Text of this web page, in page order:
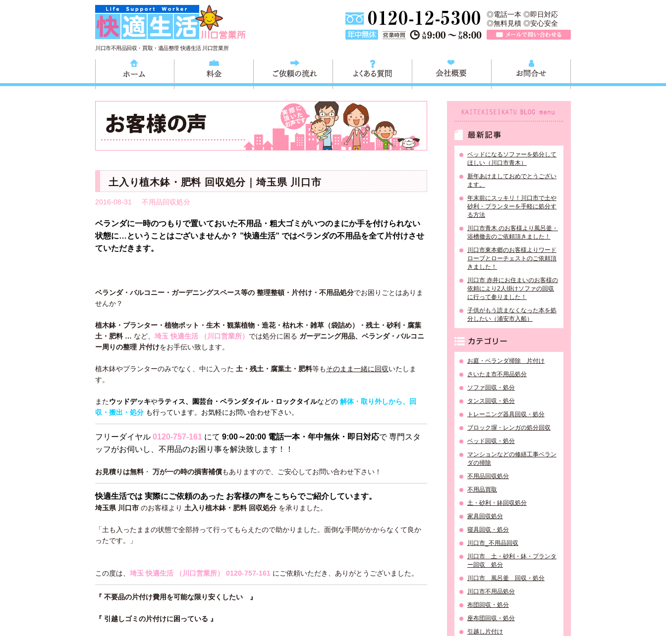
川口市不用品回収・買取・遺品整理 快適生活 川口営業所
TEL 0120-757-161（年中無休）営業時間AM9:00～
◎電話一本 ◎即日対応
◎無料見積 ◎安心安全
ご依頼の流れ よくある質問
土入り植木鉢・肥料 回収処分｜埼玉県 川口市
2016-08-31 不用品回収処分
ベランダに一時のつもりで置いておいた不用品・粗大ゴミがいつのまにか手を付けられない
状態に…ということはございませんか？ ”快適生活” ではベランダの不用品を全て片付けさせ
ていただきます。
ベランダ・バルコニー・ガーデニングスペース等の 整理整頓・片付け・不用品処分でお困りごとはありま
せんか？
植木鉢・プランター・植物ポット・生木・観葉植物・造花・枯れ木・雑草（袋詰め）・残土・砂利・腐葉
土・肥料 … など、 埼玉 快適生活 （川口営業所） では処分に困る ガーデニング用品、ベランダ・バルコニ
ー周りの整理 片付けをお手伝い致します。
植木鉢やプランターのみでなく、中に入った 土・残土・腐葉土・肥料等もそのまま一緒に回収いたしま
す。
またウッドデッキやラティス、園芸台・ ベランダタイル・ロックタイルなどの 解体・取り外しから、回
収・搬出・処分 も行っています。お気軽にお問い合わせ下さい。
フリーダイヤル 0120-757-161 にて 9:00～20:00 電話一本・年中無休・即日対応で 専門スタ
ッフがお伺いし、不用品のお困り事を解決致します！！
お見積りは無料・ 万が一の時の損害補償もありますので、ご安心してお問い合わせ下さい！
快適生活では 実際にご依頼のあった お客様の声をこちらでご紹介しています。
埼玉県 川口市 のお客様より 土入り植木鉢・肥料 回収処分 を承りました。
「土も入ったままの状態で全部持って行ってもらえたので助かりました。面倒な手間がかからなくて良か
ったです。」
この度は、 埼玉 快適生活 （川口営業所） 0120-757-161 にご依頼いただき、ありがとうございました。
『 不要品の片付け費用を可能な限り安くしたい 』
『 引越しゴミの片付けに困っている 』
ベッドになるソファーを処分して
ほしい（川口市青木）
新年あけましておめでとうござい
ます。
年末前にスッキリ！川口市で土や
砂利・プランターを手軽に処分す
る方法
川口市青木 のお客様より風呂釜・
浴槽撤去のご依頼頂きました！
川口市東本郷のお客様よりワード
ローブとローチェストのご依頼頂
きました！
川口市 赤井にお住まいのお客様の
依頼により2人掛けソファの回収
に行って参りました！
子供がもう読まなくなった本を処
分したい（浦安市入船）
お庭・ベランダ掃除 片付け
さいたま市不用品処分
ソファ回収・処分
タンス回収・処分
トレーニング器具回収・処分
ブロック塀・レンガの処分回収
ベッド回収・処分
マンションなどの修繕工事ベラン
ダの掃除
不用品回収処分
不用品買取
土・砂利・鉢回収処分
家具回収処分
寝具回収・処分
川口市_不用品回収
川口市 土・砂利・鉢・プランタ
ー回収 処分
川口市 風呂釜 回収・処分
川口市不用品処分
布団回収・処分
座布団回収・処分
引越し片付け